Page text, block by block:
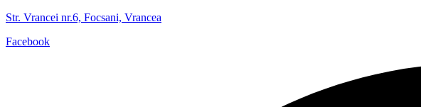
Str. Vrancei nr.6, Focsani, Vrancea
Facebook